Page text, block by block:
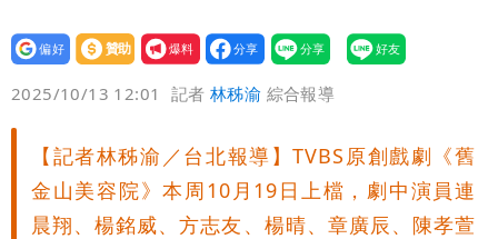
設為
贊助
我要
爆料
2025/10/13 12:01 記者林秭渝 綜合報導
【記者林秭渝／台北報導】TVBS原創戲劇《舊
金山美容院》本周10月19日上檔，劇中演員連
晨翔、楊銘威、方志友、楊晴、章廣辰、陳孝萱